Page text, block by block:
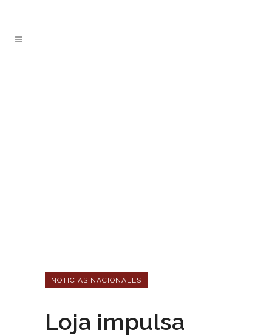
NOTICIAS NACIONALES
Loja impulsa